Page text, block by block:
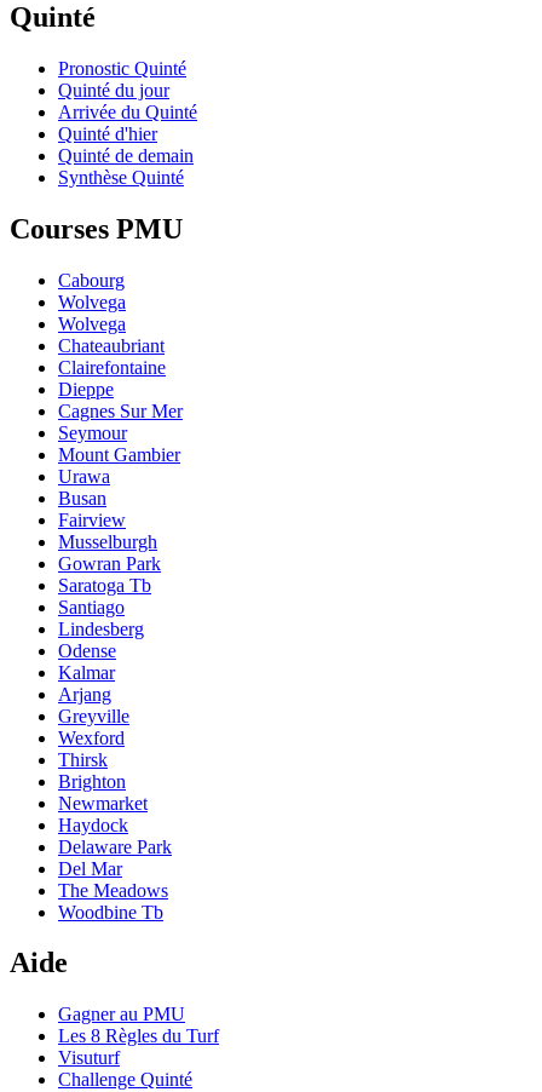
Quinté
Pronostic Quinté
Quinté du jour
Arrivée du Quinté
Quinté d'hier
Quinté de demain
Synthèse Quinté
Courses PMU
Cabourg
Wolvega
Wolvega
Chateaubriant
Clairefontaine
Dieppe
Cagnes Sur Mer
Seymour
Mount Gambier
Urawa
Busan
Fairview
Musselburgh
Gowran Park
Saratoga Tb
Santiago
Lindesberg
Odense
Kalmar
Arjang
Greyville
Wexford
Thirsk
Brighton
Newmarket
Haydock
Delaware Park
Del Mar
The Meadows
Woodbine Tb
Aide
Gagner au PMU
Les 8 Règles du Turf
Visuturf
Challenge Quinté